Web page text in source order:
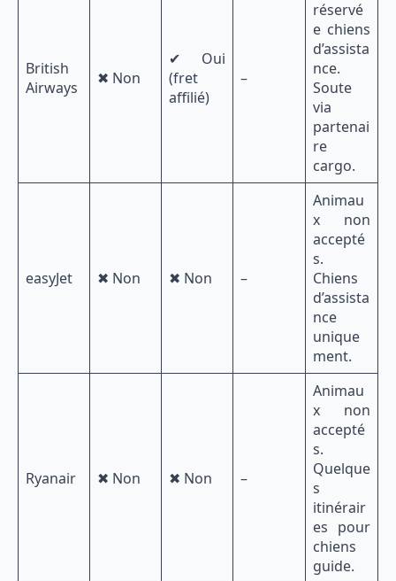
British
Airways
✖ Non
✔ Oui
(fret
affilié)
–
réservé
e chiens
d’assista
nce.
Soute
via
partenai
re
cargo.
easyJet ✖ Non ✖ Non –
Animau
x non
accepté
s.
Chiens
d’assista
nce
unique
ment.
Ryanair ✖ Non ✖ Non –
Animau
x non
accepté
s.
Quelque
s
itinérair
es pour
chiens
guide.